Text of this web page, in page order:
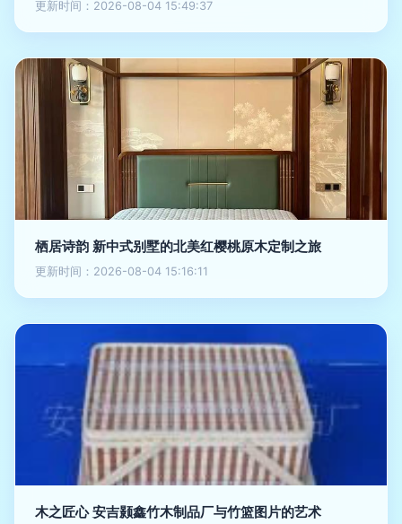
更新时间：2026-08-04 15:49:37
栖居诗韵 新中式别墅的北美红樱桃原木定制之旅
更新时间：2026-08-04 15:16:11
木之匠心 安吉颢鑫竹木制品厂与竹篮图片的艺术